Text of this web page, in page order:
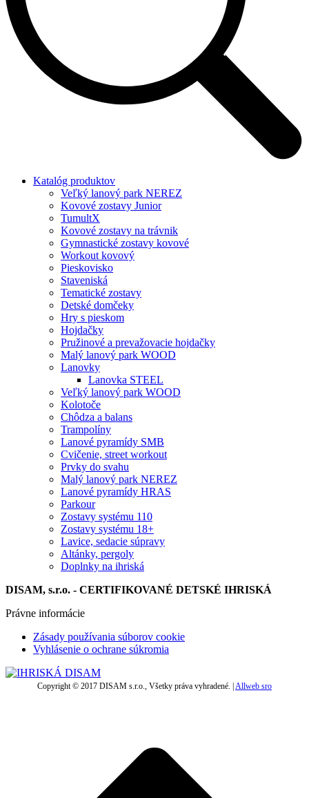
Katalóg produktov
Veľký lanový park NEREZ
Kovové zostavy Junior
TumultX
Kovové zostavy na trávnik
Gymnastické zostavy kovové
Workout kovový
Pieskovisko
Staveniská
Tematické zostavy
Detské domčeky
Hry s pieskom
Hojdačky
Pružinové a prevažovacie hojdačky
Malý lanový park WOOD
Lanovky
Lanovka STEEL
Veľký lanový park WOOD
Kolotoče
Chôdza a balans
Trampolíny
Lanové pyramídy SMB
Cvičenie, street workout
Prvky do svahu
Malý lanový park NEREZ
Lanové pyramídy HRAS
Parkour
Zostavy systému 110
Zostavy systému 18+
Lavice, sedacie súpravy
Altánky, pergoly
Doplnky na ihriská
DISAM, s.r.o. - CERTIFIKOVANÉ DETSKÉ IHRISKÁ
Právne informácie
Zásady používania súborov cookie
Vyhlásenie o ochrane súkromia
Copyright © 2017 DISAM s.r.o., Všetky práva vyhradené. | Allweb sro